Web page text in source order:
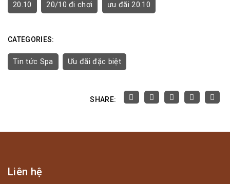
20.10 20/10 đi chơi ưu đãi 20.10
CATEGORIES:
Tin tức Spa Ưu đãi đặc biệt
SHARE:
Liên hệ